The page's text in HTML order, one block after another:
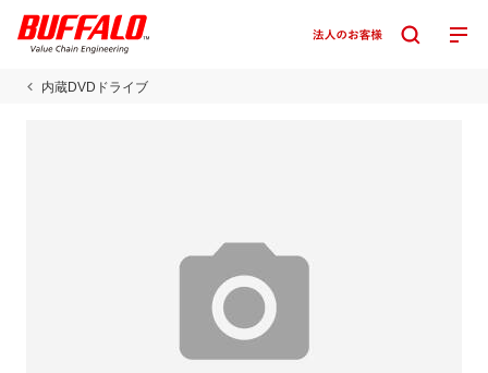
内蔵DVDドライブ